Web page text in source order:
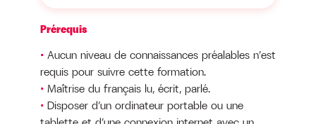
Prérequis
Aucun niveau de connaissances préalables n’est
requis pour suivre cette formation.
Maîtrise du français lu, écrit, parlé.
Disposer d’un ordinateur portable ou une